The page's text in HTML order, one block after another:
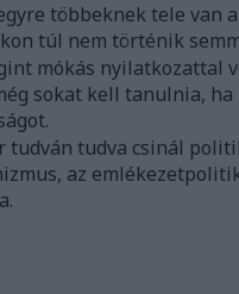
többeknek tele van
túl nem történik
mókás nyilatkozattal
sokat kell tanulnia,
tudván tudva csinál
az